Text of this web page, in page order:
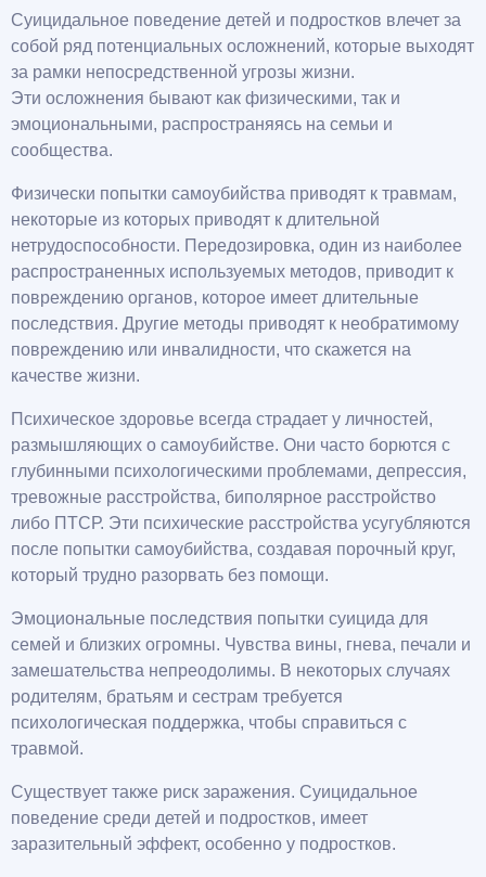
Суицидальное поведение детей и подростков влечет за
собой ряд потенциальных осложнений, которые выходят
за рамки непосредственной угрозы жизни.
Эти осложнения бывают как физическими, так и
эмоциональными, распространяясь на семьи и
сообщества.
Физически попытки самоубийства приводят к травмам,
некоторые из которых приводят к длительной
нетрудоспособности. Передозировка, один из наиболее
распространенных используемых методов, приводит к
повреждению органов, которое имеет длительные
последствия. Другие методы приводят к необратимому
повреждению или инвалидности, что скажется на
качестве жизни.
Психическое здоровье всегда страдает у личностей,
размышляющих о самоубийстве. Они часто борются с
глубинными психологическими проблемами, депрессия,
тревожные расстройства, биполярное расстройство
либо ПТСР. Эти психические расстройства усугубляются
после попытки самоубийства, создавая порочный круг,
который трудно разорвать без помощи.
Эмоциональные последствия попытки суицида для
семей и близких огромны. Чувства вины, гнева, печали и
замешательства непреодолимы. В некоторых случаях
родителям, братьям и сестрам требуется
психологическая поддержка, чтобы справиться с
травмой.
Существует также риск заражения. Суицидальное
поведение среди детей и подростков, имеет
заразительный эффект, особенно у подростков.